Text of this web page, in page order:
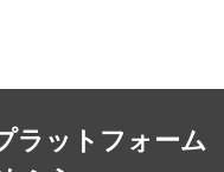
ラットフォーム